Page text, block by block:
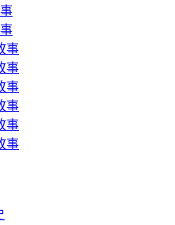
事
事
事
事
事
事